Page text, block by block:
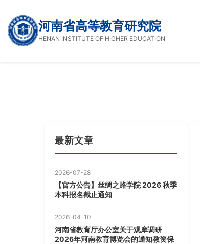
河南省高等教育研究院
HENAN INSTITUTE OF HIGHER EDUCATION
最新文章
2026-07-28
【官方公告】丝绸之路学院 2026 秋季
本科报名截止通知
2026-04-10
河南省教育厅办公室关于观摩调研
2026年河南教育博览会的通知教资保